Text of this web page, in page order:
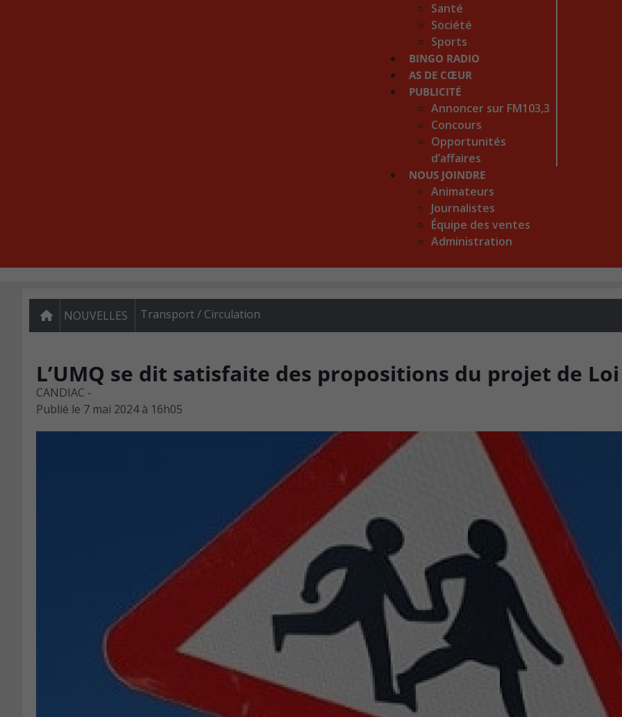
Santé
Société
Sports
BINGO RADIO
AS DE CŒUR
PUBLICITÉ
Annoncer sur FM103,3
Concours
Opportunités
d’affaires
NOUS JOINDRE
Animateurs
Journalistes
Équipe des ventes
Administration
NOUVELLES Transport / Circulation
L’UMQ se dit satisfaite des propositions du projet de
CANDIAC -
Publié le 7 mai 2024 à 16h05